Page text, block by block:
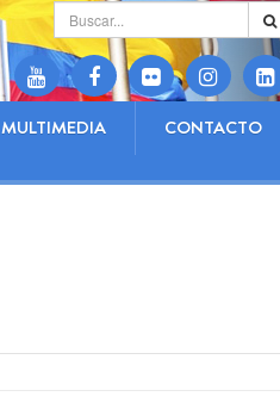
Buscar...
MULTIMEDIA CONTACTO